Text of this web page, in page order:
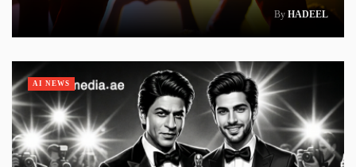
By HADEEL
AI NEWS